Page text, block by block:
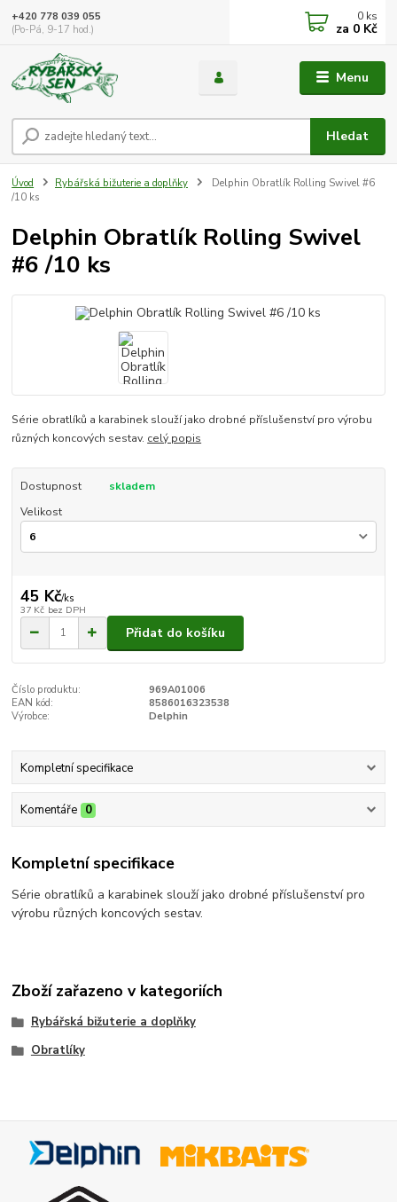
Menu
Hledat
+420 778 039 055
(Po-Pá, 9-17 hod.)
0 ks
za 0 Kč
Úvod Rybářská bižuterie a doplňky
Delphin Obratlík Rolling Swivel #6
/10 ks
Delphin Obratlík Rolling Swivel
#6 /10 ks
Série obratlíků a karabinek slouží jako drobné příslušenství pro výrobu
různých koncových sestav. celý popis
Dostupnost
skladem
Velikost
45 Kč/ks
37 Kč bez DPH
Přidat do košíku
Číslo produktu:
969A01006
EAN kód:
8586016323538
Výrobce:
Delphin
Kompletní specifikace
Komentáře 0
Kompletní specifikace
Série obratlíků a karabinek slouží jako drobné příslušenství pro
výrobu různých koncových sestav.
Zboží zařazeno v kategoriích
Rybářská bižuterie a doplňky
Obratlíky